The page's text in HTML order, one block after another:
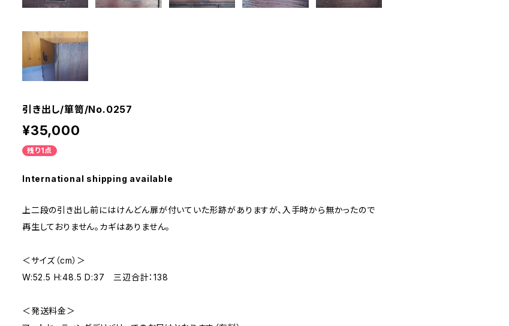
引き出し/箪笥/No.0257
¥35,000
残り1点
International shipping available
上二段の引き出し前にはけんどん扉が付いていた形跡がありますが、入手時から無かったので
再生しておりません。カギはありません。
＜サイズ（cm）＞
W:52.5 H:48.5 D:37 三辺合計：138
＜発送料金＞